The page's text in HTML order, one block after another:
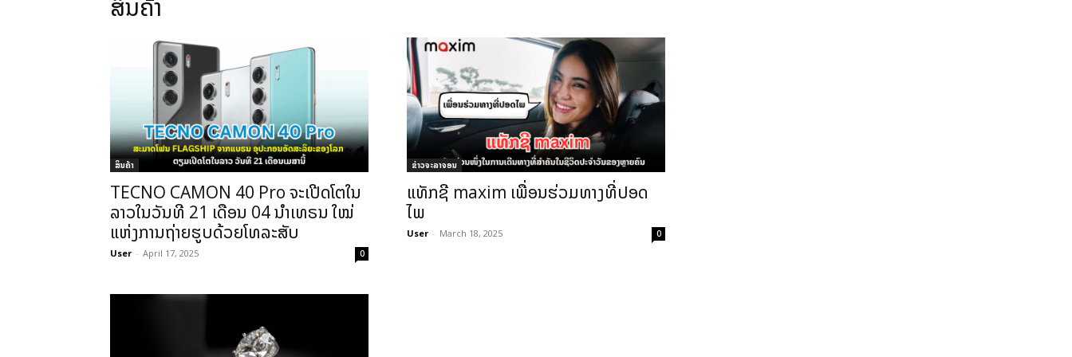
ສິນຄ້າ
TECNO CAMON 40 Pro ຈະເປີດໂຕໃນ
ລາວໃນວັນທີ 21 ເດືອນ 04 ນຳເທຣນ ໃໝ່
ແຫ່ງການຖ່າຍຮູບດ້ວຍໂທລະສັບ
User - April 17, 2025 0
ຂ່າວຈະລາຈອນ
ແທັກຊີ maxim ເພື່ອນຮ່ວມທາງທີ່ປອດ
ໄພ
User - March 18, 2025 0